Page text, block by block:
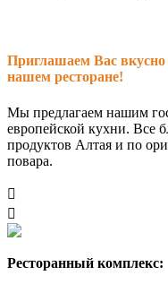
Приглашаем Вас
нашем ресторане!
Мы предлагаем нашим
европейской кухни. Все
продуктов Алтая и по
повара.


Ресторанный комплекс: